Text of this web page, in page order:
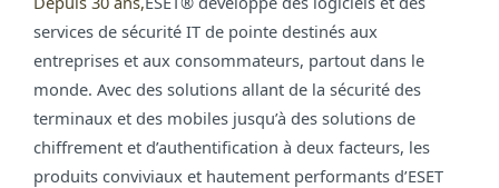
services de sécurité IT de pointe destinés aux
entreprises et aux consommateurs, partout dans le
monde. Avec des solutions allant de la sécurité des
terminaux et des mobiles jusqu’à des solutions de
chiffrement et d’authentification à deux facteurs, les
produits conviviaux et hautement performants d’ESET